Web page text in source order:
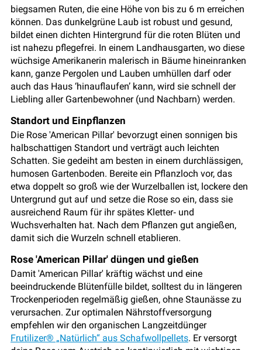
biegsamen Ruten, die eine Höhe von bis zu 6 m erreichen
können. Das dunkelgrüne Laub ist robust und gesund,
bildet einen dichten Hintergrund für die roten Blüten und
ist nahezu pflegefrei. In einem Landhausgarten, wo diese
wüchsige Amerikanerin malerisch in Bäume hineinranken
kann, ganze Pergolen und Lauben umhüllen darf oder
auch das Haus ‘hinauflaufen’ kann, wird sie schnell der
Liebling aller Gartenbewohner (und Nachbarn) werden.
Standort und Einpflanzen
Die Rose 'American Pillar' bevorzugt einen sonnigen bis
halbschattigen Standort und verträgt auch leichten
Schatten. Sie gedeiht am besten in einem durchlässigen,
humosen Gartenboden. Bereite ein Pflanzloch vor, das
etwa doppelt so groß wie der Wurzelballen ist, lockere den
Untergrund gut auf und setze die Rose so ein, dass sie
ausreichend Raum für ihr spätes Kletter‑ und
Wuchsverhalten hat. Nach dem Pflanzen gut angießen,
damit sich die Wurzeln schnell etablieren.
Rose 'American Pillar' düngen und gießen
Damit 'American Pillar' kräftig wächst und eine
beeindruckende Blütenfülle bildet, solltest du in längeren
Trockenperioden regelmäßig gießen, ohne Staunässe zu
verursachen. Zur optimalen Nährstoffversorgung
empfehlen wir den organischen Langzeitdünger
Frutilizer® „Natürlich“ aus Schafwollpellets. Er versorgt